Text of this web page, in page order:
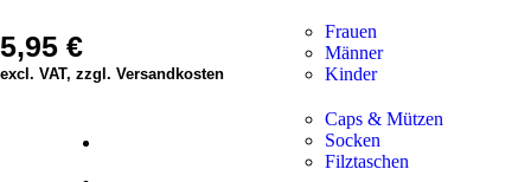
Frauen
Männer
Kinder
Caps & Mützen
Socken
Filztaschen
5,95 €
excl. VAT, zzgl. Versandkosten